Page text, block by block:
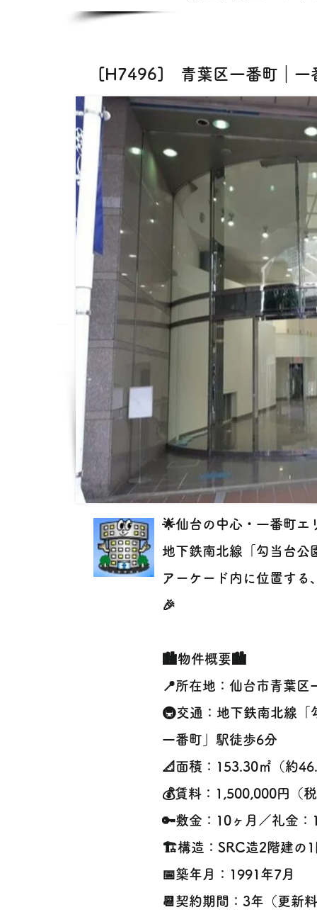
[H7496] 青葉区一番町｜一
🌟仙台の中心・一番町エ
地下鉄南北線「勾当台公
アーケード内に位置する
🎉
🏙物件概要🏙
📍所在地：仙台市青葉
🚇交通：地下鉄南北線「
一番町」駅徒歩6分
📐面積：153.30㎡（約
💰賃料：1,500,000円（
🔑敷金：10ヶ月／礼金：
🏗構造：SRC造2階建の1
📅築年月：1991年7月
📆契約期間：3年（更新